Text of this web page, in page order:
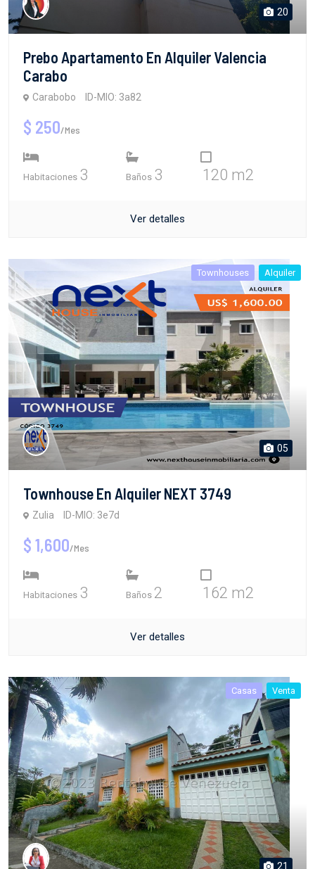
20
Prebo Apartamento En Alquiler Valencia
Carabo
Carabobo ID-MIO: 3a82
$ 250/Mes
Habitaciones 3 Baños 3 120 m2
Ver detalles
Townhouses Alquiler
05
Townhouse En Alquiler NEXT 3749
Zulia ID-MIO: 3e7d
$ 1,600/Mes
Habitaciones 3 Baños 2 162 m2
Ver detalles
Casas Venta
21